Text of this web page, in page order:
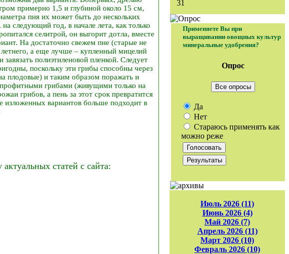
примерно 1,5 и глубиной около 15 см,
пня их может быть до нескольких
следующий год, в начале лета, как только
селитрой, он выгорит дотла, вместе
На достаточно свежем пне (старые не
а еще лучше – купленный мицелий
полиэтиленовой пленкой. Следует
поскольку эти грибы способны через
плодовые) и таким образом поражать и
грибами (живущими только на
грибов, а пень за этот срок превратится
изложенных вариантов больше подходит в
статей с сайта:
31
Применяете Вы при
выращивании овощных культур
минеральные удобрения?
Опрос
Все опросы
Да
Нет
Стараюсь применять как
можно реже
Июль 2026 (11)
Июнь 2026 (4)
Май 2026 (7)
Апрель 2026 (11)
Март 2026 (10)
Февраль 2026 (10)